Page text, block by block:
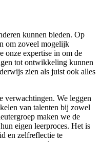
kunnen bieden. Op
om zoveel mogelijk
onze expertise in om de
tot ontwikkeling kunnen
zien als juist ook alles
verwachtingen. We leggen
van talenten bij zowel
maken we de
eigen leerproces. Het is
en zelfreflectie te